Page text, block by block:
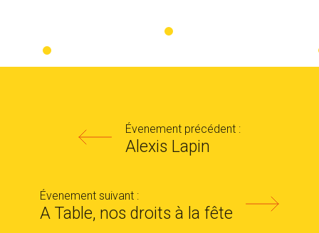
Évenement précédent :
Alexis Lapin
Évenement suivant :
A Table, nos droits à la fête